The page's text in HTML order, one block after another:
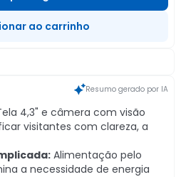
ao carrinho
Resumo gerado por IA
4,3" e câmera com visão
visitantes com clareza, a
Alimentação pelo
a necessidade de energia